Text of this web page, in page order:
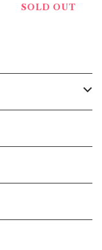
イダースジャケ
SOLD OUT